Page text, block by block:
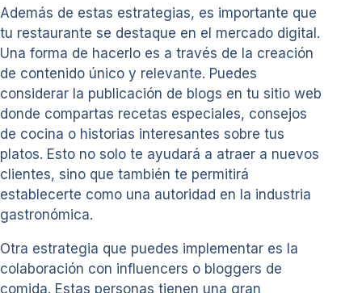
Además de estas estrategias, es importante que
tu restaurante se destaque en el mercado digital.
Una forma de hacerlo es a través de la creación
de contenido único y relevante. Puedes
considerar la publicación de blogs en tu sitio web
donde compartas recetas especiales, consejos
de cocina o historias interesantes sobre tus
platos. Esto no solo te ayudará a atraer a nuevos
clientes, sino que también te permitirá
establecerte como una autoridad en la industria
gastronómica.
Otra estrategia que puedes implementar es la
colaboración con influencers o bloggers de
comida. Estas personas tienen una gran